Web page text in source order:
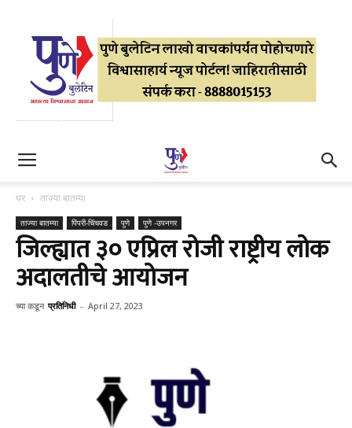
घर ताज्या बातम्या
ताज्या बातम्या पिंपरी-चिंचवड पुणे पुणे -उपनगर
जिल्ह्यात ३० एप्रिल रोजी राष्ट्रीय लोक
अदालतीचे आयोजन
च्या कडून प्रतिनिधी - April 27, 2023